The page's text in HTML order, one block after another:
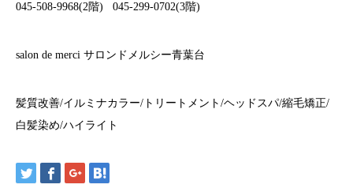
045-508-9968(2階) 045-299-0702(3階)
salon de merci サロンドメルシー青葉台
髪質改善/イルミナカラー/ トリートメント /ヘッドスパ/縮毛矯正/
白髪染め/ハイライト